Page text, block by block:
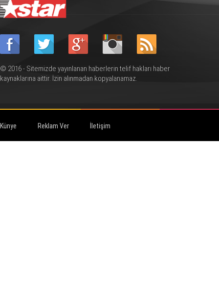
© 2016 - Sitemizde yayınlanan haberlerin telif hakları haber
kaynaklarına aittir. İzin alınmadan kopyalanamaz.
Künye Reklam Ver İletişim